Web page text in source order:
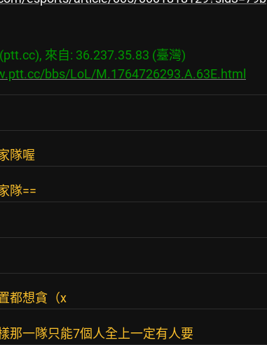
來自: 36.237.35.83 (臺灣)
bbs/LoL/M.1764726293.A.63E.html
隊喔
隊==
都想貪（x
那一隊只能7個人全上一定有人要